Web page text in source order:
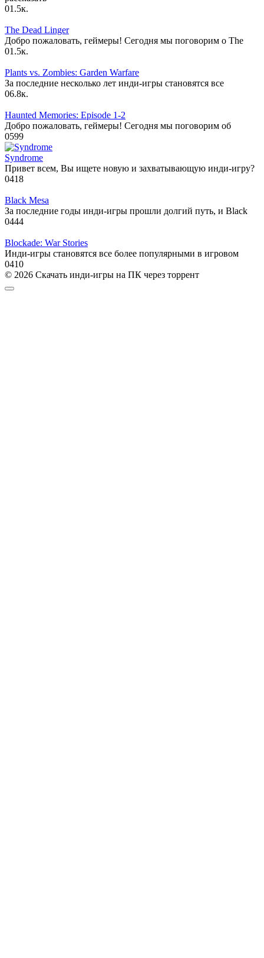
01.5к.
The Dead Linger
Добро пожаловать, геймеры! Сегодня мы поговорим о The
01.5к.
Plants vs. Zombies: Garden Warfare
За последние несколько лет инди-игры становятся все
06.8к.
Haunted Memories: Episode 1-2
Добро пожаловать, геймеры! Сегодня мы поговорим об
0599
Syndrome
Привет всем, Вы ищете новую и захватывающую инди-игру?
0418
Black Mesa
За последние годы инди-игры прошли долгий путь, и Black
0444
Blockade: War Stories
Инди-игры становятся все более популярными в игровом
0410
© 2026 Скачать инди-игры на ПК через торрент